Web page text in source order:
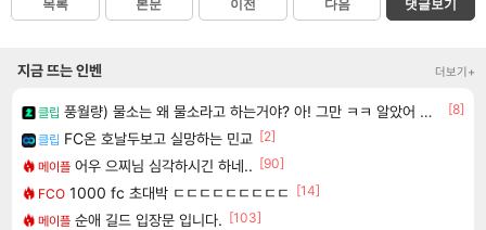
목록 본문 이전 다음 댓글보기
지금 뜨는 인벤 더보기+
클립 풍월량) 물소는 왜 물소라고 하는거야? 아! 그만 ㅋㅋ 알았어 ㅋㅋ
[8]
클립 FC온 호날두보고 실망하는 민교 [2]
메이플 어우 으찌님 심각하시긴 하네.. [90]
FCO 1000 fc 초대박 ㄷㄷㄷㄷㄷㄷㄷㄷㄷ
[14]
메이플 순애 길드 입장문 입니다. [103]